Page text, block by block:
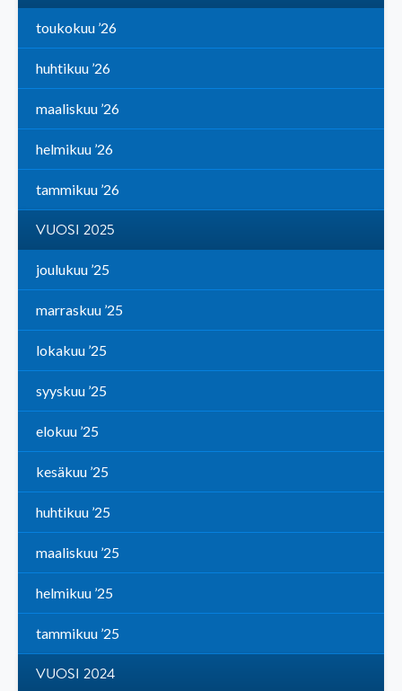
toukokuu ’26
huhtikuu ’26
maaliskuu ’26
helmikuu ’26
tammikuu ’26
VUOSI 2025
joulukuu ’25
marraskuu ’25
lokakuu ’25
syyskuu ’25
elokuu ’25
kesäkuu ’25
huhtikuu ’25
maaliskuu ’25
helmikuu ’25
tammikuu ’25
VUOSI 2024